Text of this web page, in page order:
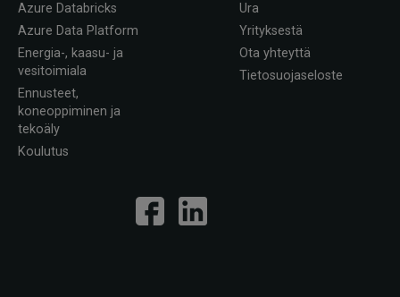
Azure Databricks
Azure Data Platform
Energia-, kaasu- ja
vesitoimiala
Ennusteet,
koneoppiminen ja
tekoäly
Koulutus
Ura
Yrityksestä
Ota yhteyttä
Tietosuojaseloste